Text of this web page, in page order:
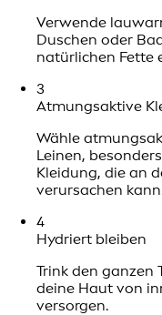
Verwende
Duschen oder
natürlichen Fette
3
Atmungsaktive
Wähle
Leinen,
Kleidung, die an
verursachen
4
Hydriert bleiben
Trink den ganzen
deine Haut von
versorgen.